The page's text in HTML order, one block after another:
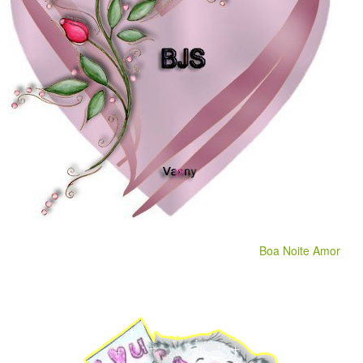
Boa Noite Amor